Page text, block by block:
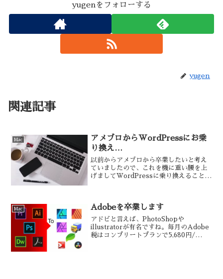
yugenをフォローする
yugen
関連記事
Mac
アメブロからWordPressにお乗
り換え…
以前からアメブロから卒業したいと考え
ていましたので、これを機に重い腰を上
げましてWordPressに乗り換えることに
Mac Adobeを卒業します
アドビと言えば、PhotoShopや
illustratorが有名ですね。毎月のAdobe
税はコンプリートプランで5,680円/